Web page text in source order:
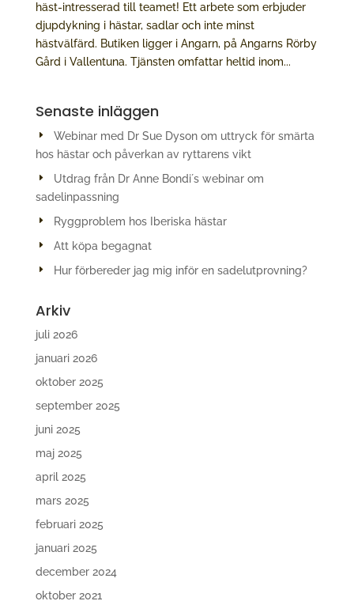
häst-intresserad till teamet! Ett arbete som erbjuder
djupdykning i hästar, sadlar och inte minst
hästvälfärd. Butiken ligger i Angarn, på Angarns Rörby
Gård i Vallentuna. Tjänsten omfattar heltid inom...
Senaste inläggen
Webinar med Dr Sue Dyson om uttryck för smärta
hos hästar och påverkan av ryttarens vikt
Utdrag från Dr Anne Bondi´s webinar om
sadelinpassning
Ryggproblem hos Iberiska hästar
Att köpa begagnat
Hur förbereder jag mig inför en sadelutprovning?
Arkiv
juli 2026
januari 2026
oktober 2025
september 2025
juni 2025
maj 2025
april 2025
mars 2025
februari 2025
januari 2025
december 2024
oktober 2021